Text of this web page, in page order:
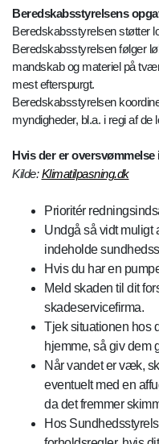
Beredskabsstyrelsens
Beredskabsstyrelsen støtter
Beredskabsstyrelsen følger
mandskab og materiel på
mest efterspurgt.
Beredskabsstyrelsen
myndigheder, bl.a. i regi af
Hvis der er oversvømmelse
Kilde:Klimatilpasning.dk
Prioritér
Undgå så vidt muligt
indeholde
Hvis du har en
Meld skaden til dit
skadeservicefirma.
Tjek situationen hos
hjemme, så giv dem
Når vandet er væk,
eventuelt med en
da det fremmer
Hos